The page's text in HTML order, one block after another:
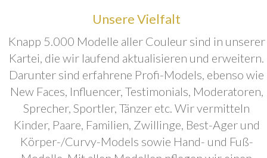
Unsere Vielfalt
Knapp 5.000 Modelle aller Couleur sind in unserer
Kartei, die wir laufend aktualisieren und erweitern.
Darunter sind erfahrene Profi-Models, ebenso wie
New Faces, Influencer, Testimonials, Moderatoren,
Sprecher, Sportler, Tänzer etc. Wir vermitteln
Kinder, Paare, Familien, Zwillinge, Best-Ager und
Körper-/Curvy-Models sowie Hand- und Fuß-